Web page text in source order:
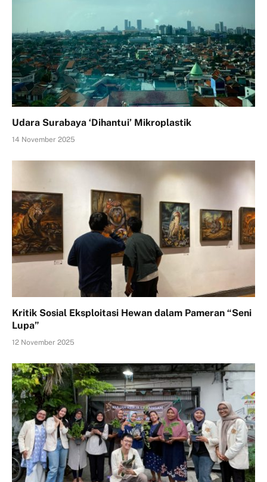
Udara Surabaya ‘Dihantui’ Mikroplastik
14 November 2025
Kritik Sosial Eksploitasi Hewan dalam Pameran “Seni
Lupa”
12 November 2025